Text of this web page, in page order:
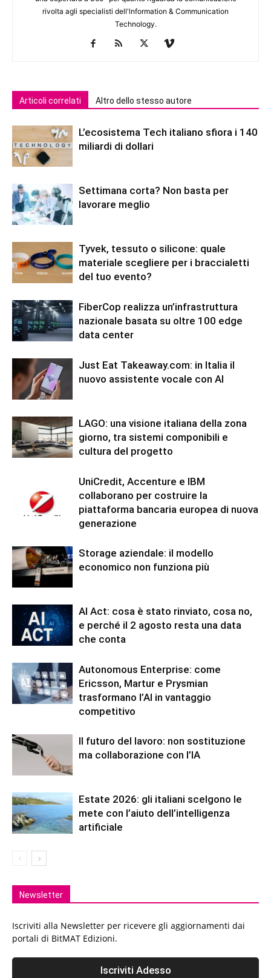
rivolta agli specialisti dell'lnformation & Communication
Technology.
Articoli correlati Altro dello stesso autore
L’ecosistema Tech italiano sfiora i 140
miliardi di dollari
Settimana corta? Non basta per
lavorare meglio
Tyvek, tessuto o silicone: quale
materiale scegliere per i braccialetti
del tuo evento?
FiberCop realizza un’infrastruttura
nazionale basata su oltre 100 edge
data center
Just Eat Takeaway.com: in Italia il
nuovo assistente vocale con AI
LAGO: una visione italiana della zona
giorno, tra sistemi componibili e
cultura del progetto
UniCredit, Accenture e IBM
collaborano per costruire la
piattaforma bancaria europea di nuova
generazione
Storage aziendale: il modello
economico non funziona più
AI Act: cosa è stato rinviato, cosa no,
e perché il 2 agosto resta una data
che conta
Autonomous Enterprise: come
Ericsson, Martur e Prysmian
trasformano l’AI in vantaggio
competitivo
Il futuro del lavoro: non sostituzione
ma collaborazione con l’IA
Estate 2026: gli italiani scelgono le
mete con l’aiuto dell’intelligenza
artificiale
Newsletter
Iscriviti alla Newsletter per ricevere gli aggiornamenti dai
portali di BitMAT Edizioni.